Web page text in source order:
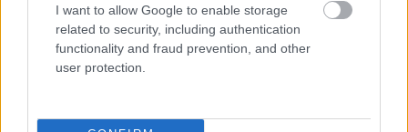
I want to allow Google to enable storage
related to security, including authentication
functionality and fraud prevention, and other
user protection.
Kapcsolódó hírek
MANCHESTER UNITED